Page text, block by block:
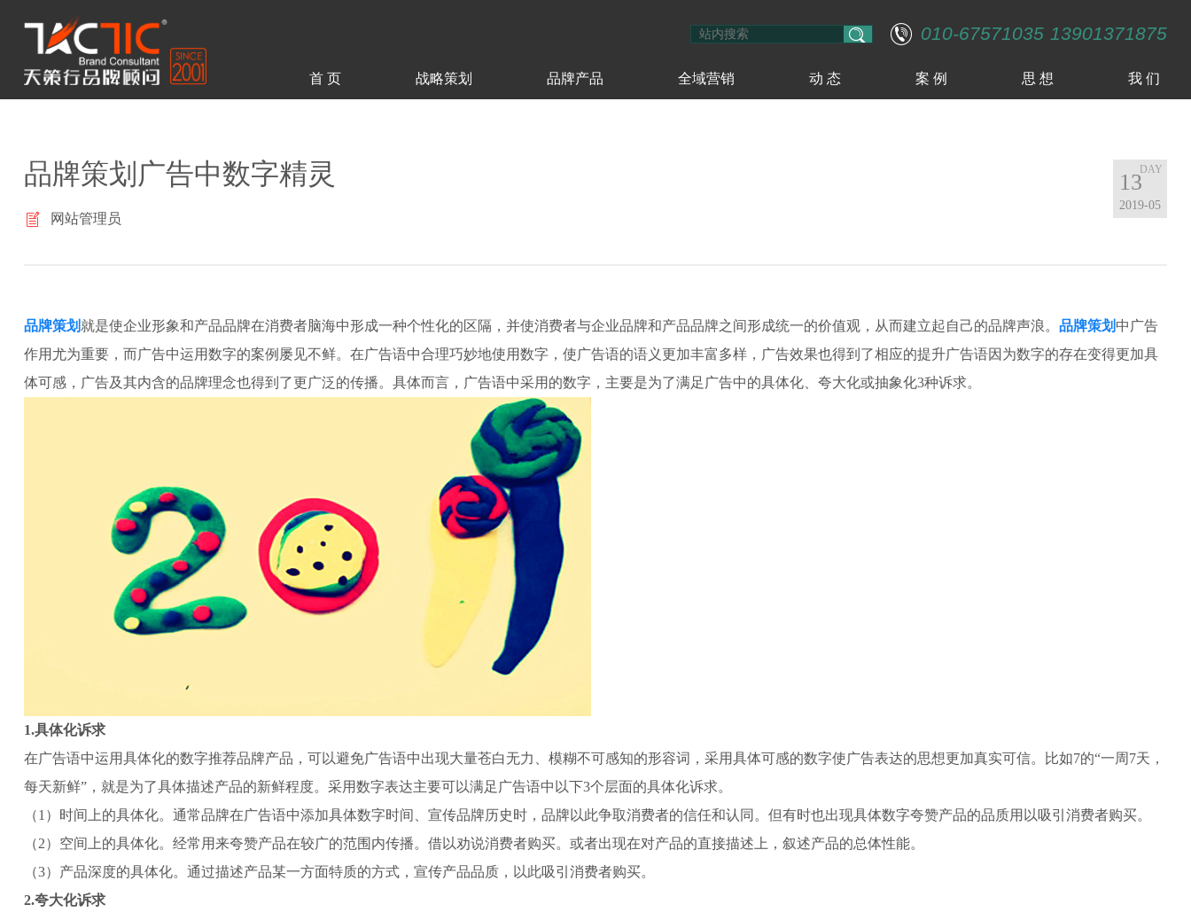
010-67571035 13901371875
首 页 战略策划 品牌产品 全域营销 动 态 案 例 思 想 我 们
13
2019-05
品牌策划广告中数字精灵
网站管理员
品牌策划 就是使企业形象和产品品牌在消费者脑海中形成一种个性化的区隔，并使消费者与企业品牌和产品品牌之间形成统一的价值观，从而建立起自己的品牌声浪。 品牌策划 中广告
作用尤为重要，而广告中运用数字的案例屡见不鲜。在广告语中合理巧妙地使用数字，使广告语的语义更加丰富多样，广告效果也得到了相应的提升广告语因为数字的存在变得更加具
体可感，广告及其内含的品牌理念也得到了更广泛的传播。具体而言，广告语中采用的数字，主要是为了满足广告中的具体化、夸大化或抽象化3种诉求。
1.具体化诉求
在广告语中运用具体化的数字推荐品牌产品，可以避免广告语中出现大量苍白无力、模糊不可感知的形容词，采用具体可感的数字使广告表达的思想更加真实可信。比如7的“一周7天，
每天新鲜”，就是为了具体描述产品的新鲜程度。采用数字表达主要可以满足广告语中以下3个层面的具体化诉求。
（1）时间上的具体化。通常品牌在广告语中添加具体数字时间、宣传品牌历史时，品牌以此争取消费者的信任和认同。但有时也出现具体数字夸赞产品的品质用以吸引消费者购买。
（2）空间上的具体化。经常用来夸赞产品在较广的范围内传播。借以劝说消费者购买。或者出现在对产品的直接描述上，叙述产品的总体性能。
（3）产品深度的具体化。通过描述产品某一方面特质的方式，宣传产品品质，以此吸引消费者购买。
2.夸大化诉求